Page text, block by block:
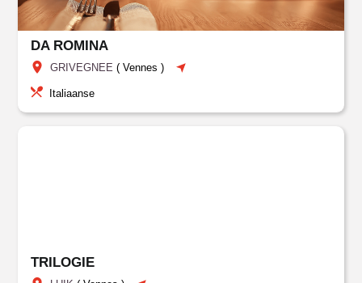
DA ROMINA
GRIVEGNEE(Vennes )
Italiaanse
TRILOGIE